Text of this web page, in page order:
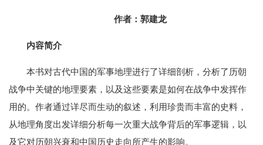
作者：郭建龙
内容简介
本书对古代中国的军事地理进行了详细剖析，分析了历朝
战争中关键的地理要素，以及这些要素是如何在战争中发挥作
用的。作者通过详尽而生动的叙述，利用珍贵而丰富的史料，
从地理角度出发详细分析每一次重大战争背后的军事逻辑，以
及它对历朝兴衰和中国历史走向所产生的影响。